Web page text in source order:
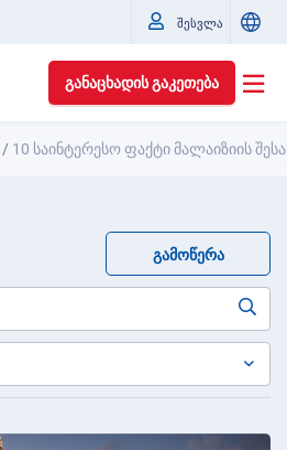
შესვლა
ᲒᲐᲜᲐᲪᲮᲐᲓᲘᲡ ᲒᲐᲙᲔᲗᲔᲑᲐ
/ 10 საინტერესო ფაქტი მალაიზიის
ᲒᲐᲛᲝᲬᲔᲠᲐ